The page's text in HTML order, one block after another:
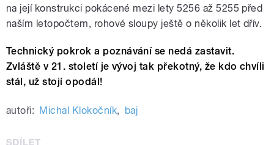
na její konstrukci pokácené mezi lety 5256 až 5255 před
naším letopočtem, rohové sloupy ještě o několik let dřív.
Technický pokrok a poznávání se nedá zastavit.
Zvláště v 21. století je vývoj tak překotný, že kdo chvíli
stál, už stojí opodál!
autoři: Michal Klokočník, baj